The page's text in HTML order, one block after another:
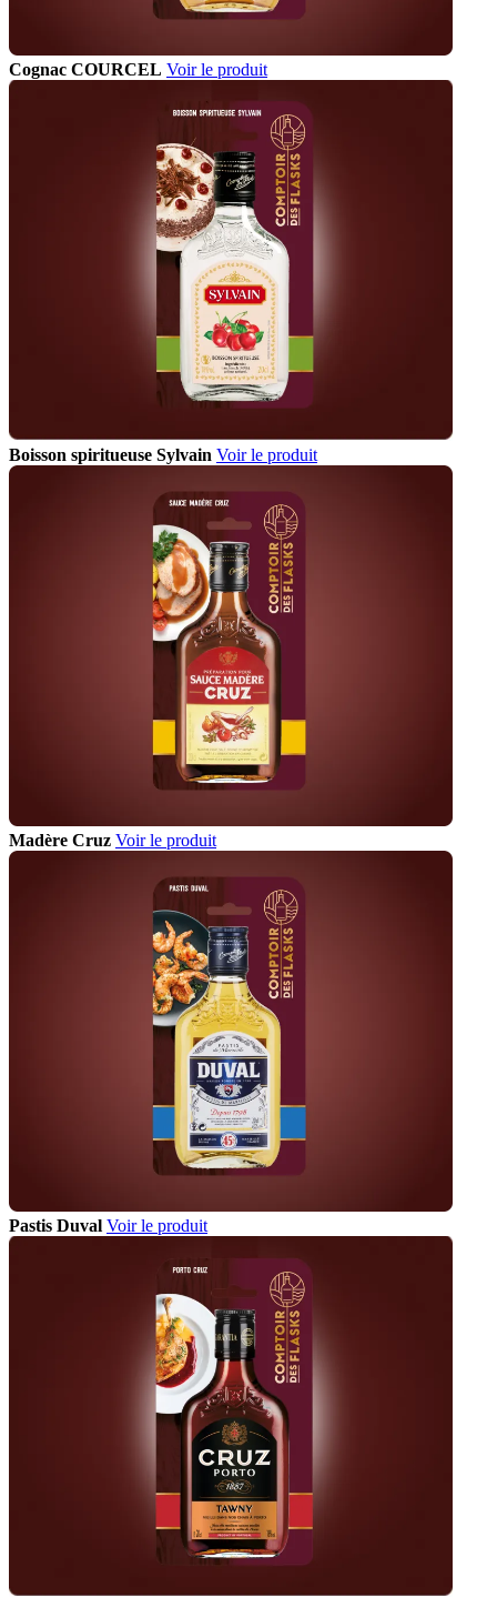
Cognac COURCEL Voir le produit
Boisson spiritueuse Sylvain Voir le produit
Madère Cruz Voir le produit
Pastis Duval Voir le produit